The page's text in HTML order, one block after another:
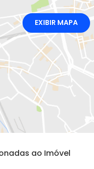
EXIBIR MAPA
ao Imóvel